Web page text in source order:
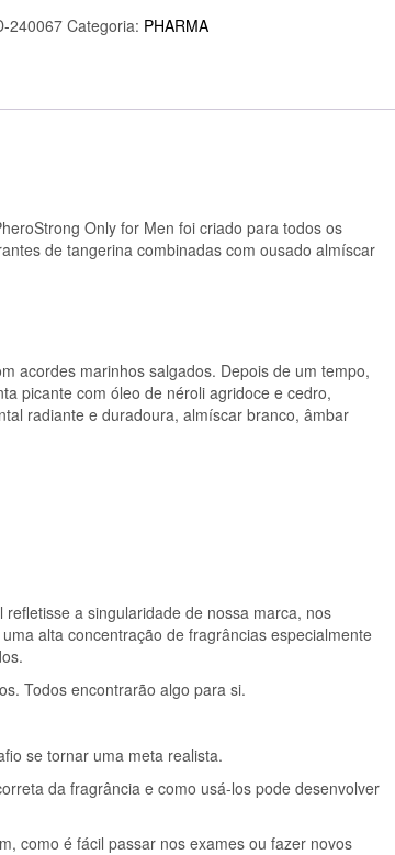
240067 Categoria: PHARMA
Only for Men foi criado para todos os
de tangerina combinadas com ousado almíscar
acordes marinhos salgados. Depois de um tempo,
picante com óleo de néroli agridoce e cedro,
radiante e duradoura, almíscar branco, âmbar
a singularidade de nossa marca, nos
alta concentração de fragrâncias especialmente
Todos encontrarão algo para si.
se tornar uma meta realista.
da fragrância e como usá-los pode desenvolver
como é fácil passar nos exames ou fazer novos